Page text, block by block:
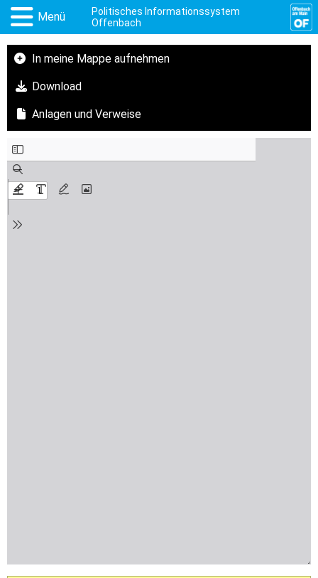
Menü
Politisches Informationssystem
Offenbach
In meine Mappe aufnehmen
Download
Anlagen und Verweise